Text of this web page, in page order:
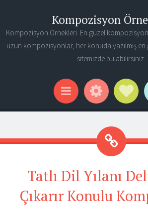
Kompozisyon
Kompozisyon Örnekleri. En güzel
uzun kompozisyonlar, her konuda yazılmış
sitemizde bulabilirsiniz.
Menu Widgets
Tatlı Dil Yılanı
Çıkarır Konulu